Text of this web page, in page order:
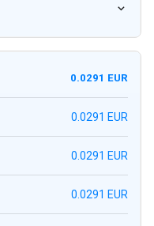
0.0291 EUR
0.0291 EUR
0.0291 EUR
0.0291 EUR